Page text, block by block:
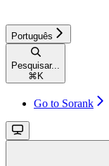
Português
Pesquisar...
⌘ K
Go to Sorank